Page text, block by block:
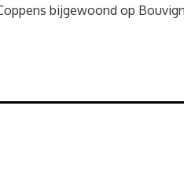
bijgewoond op